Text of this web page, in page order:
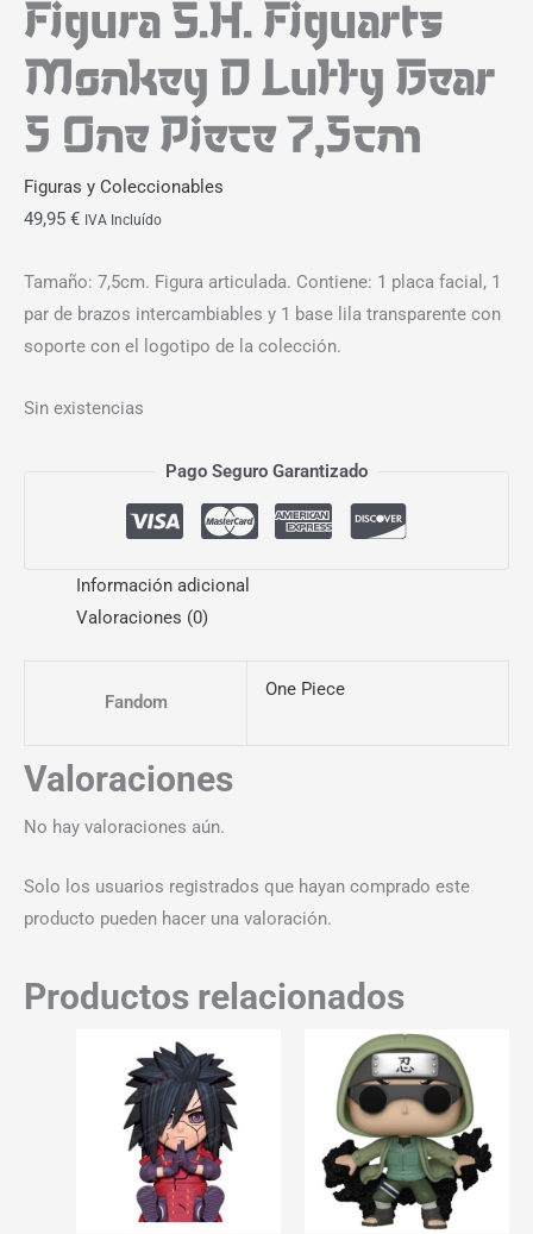
Figura S.H. Figuarts
Monkey D Luffy Gear
5 One Piece 7,5cm
Figuras y Coleccionables
49,95 € IVA Incluído
Tamaño: 7,5cm. Figura articulada. Contiene: 1 placa facial, 1
par de brazos intercambiables y 1 base lila transparente con
soporte con el logotipo de la colección.
Sin existencias
Pago Seguro Garantizado
Información adicional
Valoraciones (0)
Fandom
One Piece
Valoraciones
No hay valoraciones aún.
Solo los usuarios registrados que hayan comprado este
producto pueden hacer una valoración.
Productos relacionados